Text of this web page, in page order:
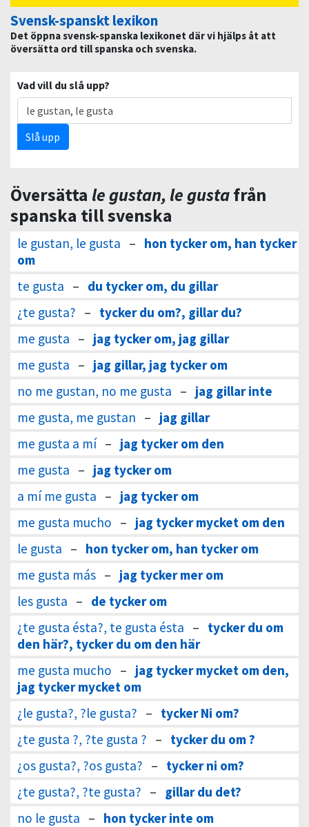
Svensk-spanskt lexikon
Det öppna svensk-spanska lexikonet där vi hjälps åt att
översätta ord till spanska och svenska.
Vad vill du slå upp?
Slå upp
Översätta le gustan, le gustafrån
spanska till svenska
le gustan, le gusta – hon tycker om, han tycker
om
te gusta – du tycker om, du gillar
¿te gusta? – tycker du om?, gillar du?
me gusta – jag tycker om, jag gillar
me gusta – jag gillar, jag tycker om
no me gustan, no me gusta – jag gillar inte
me gusta, me gustan – jag gillar
me gusta a mí – jag tycker om den
me gusta – jag tycker om
a mí me gusta – jag tycker om
me gusta mucho – jag tycker mycket om den
le gusta – hon tycker om, han tycker om
me gusta más – jag tycker mer om
les gusta – de tycker om
¿te gusta ésta?, te gusta ésta – tycker du om
den här?, tycker du om den här
me gusta mucho – jag tycker mycket om den,
jag tycker mycket om
¿le gusta?, ?le gusta? – tycker Ni om?
¿te gusta ?, ?te gusta ? – tycker du om ?
¿os gusta?, ?os gusta? – tycker ni om?
¿te gusta?, ?te gusta? – gillar du det?
no le gusta – hon tycker inte om